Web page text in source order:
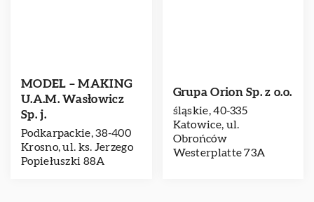
MODEL – MAKING
U.A.M. Wasłowicz
Sp. j.
Podkarpackie, 38-400
Krosno, ul. ks. Jerzego
Popiełuszki 88A
Grupa Orion Sp. z o.o.
śląskie, 40-335
Katowice, ul.
Obrońców
Westerplatte 73A